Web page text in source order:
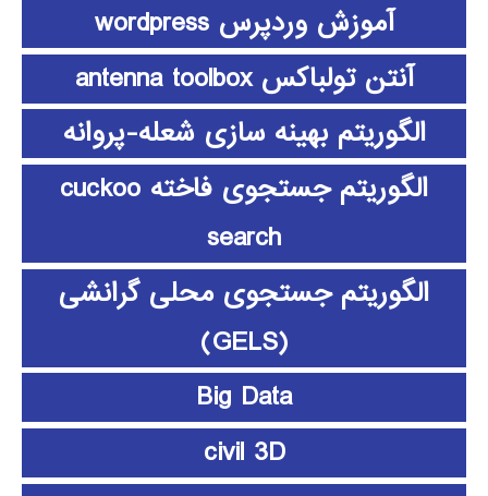
آموزش وردپرس wordpress
آنتن تولباکس antenna toolbox
الگوریتم بهینه سازی شعله-پروانه
الگوریتم جستجوی فاخته cuckoo
search
الگوریتم جستجوی محلی گرانشی
(GELS)
Big Data
civil 3D